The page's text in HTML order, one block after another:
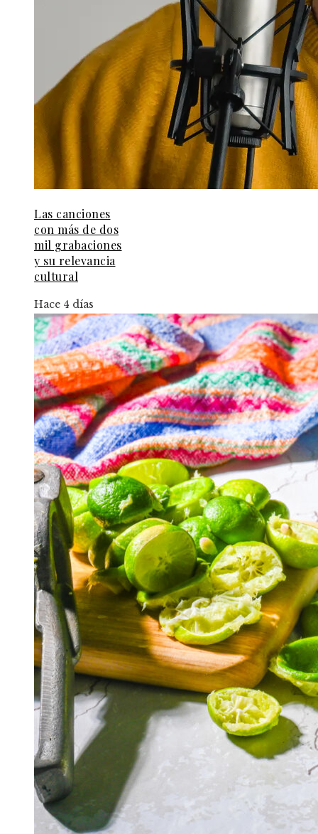
Las canciones
con más de dos
mil grabaciones
y su relevancia
cultural
Hace 4 días